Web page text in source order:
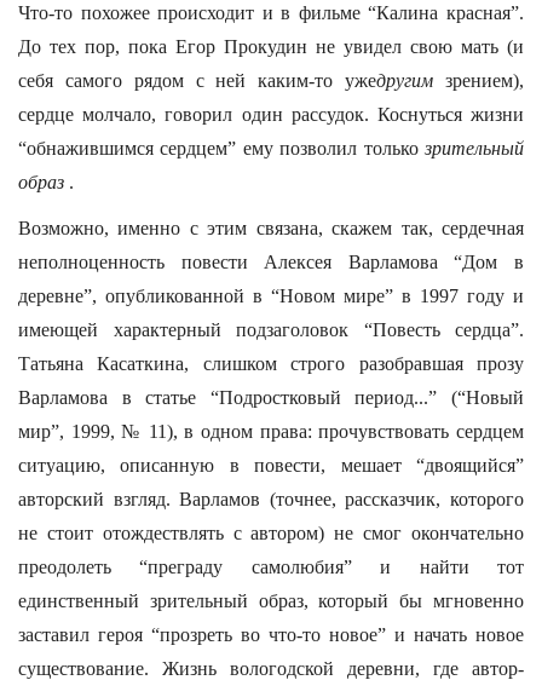
Что-то похожее происходит и в фильме “Калина красная”.
До тех пор, пока Егор Прокудин не увидел свою мать (и
себя самого рядом с ней каким-то ужедругим зрением),
сердце молчало, говорил один рассудок. Коснуться жизни
“обнажившимся сердцем” ему позволил только зрительный
образ .
Возможно, именно с этим связана, скажем так, сердечная
неполноценность повести Алексея Варламова “Дом в
деревне”, опубликованной в “Новом мире” в 1997 году и
имеющей характерный подзаголовок “Повесть сердца”.
Татьяна Касаткина, слишком строго разобравшая прозу
Варламова в статье “Подростковый период...” (“Новый
мир”, 1999, № 11), в одном права: прочувствовать сердцем
ситуацию, описанную в повести, мешает “двоящийся”
авторский взгляд. Варламов (точнее, рассказчик, которого
не стоит отождествлять с автором) не смог окончательно
преодолеть “преграду самолюбия” и найти тот
единственный зрительный образ, который бы мгновенно
заставил героя “прозреть во что-то новое” и начать новое
существование. Жизнь вологодской деревни, где автор-